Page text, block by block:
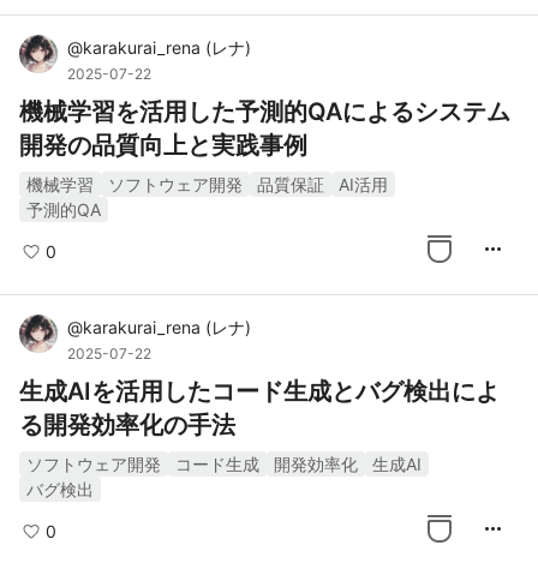
@karakurai_rena (レナ)
2025-07-22
機械学習を活用した予測的QAによるシステム
開発の品質向上と実践事例
機械学習 ソフトウェア開発 品質保証
AI活用
予測的QA
0 more_horiz
@karakurai_rena (レナ)
2025-07-22
生成AIを活用したコード生成とバグ検出によ
る開発効率化の手法
ソフトウェア開発 コード生成 開発効率化
生成AI
バグ検出
0 more_horiz